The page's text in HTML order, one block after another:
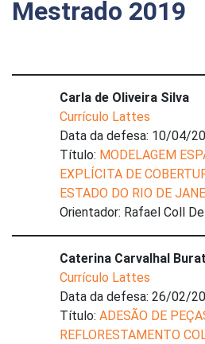
Mestrado 2019
Carla de Oliveira Silva
Currículo Lattes
Data da defesa: 10/04/
Título: MODELAGEM
EXPLÍCITA DE
ESTADO DO RIO DE
Orientador: Rafael Coll
Caterina Carvalhal
Currículo Lattes
Data da defesa: 26/02/
Título: ADESÃO DE
REFLORESTAMENTO